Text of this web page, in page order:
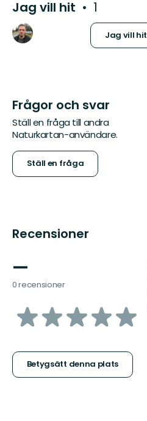
Jag vill hit 1
Jag vill hit
Frågor och svar
Ställ en fråga till andra
Naturkartan-användare.
Ställ en fråga
Recensioner
—
0 recensioner
av
stjärnor
Betygsätt denna plats